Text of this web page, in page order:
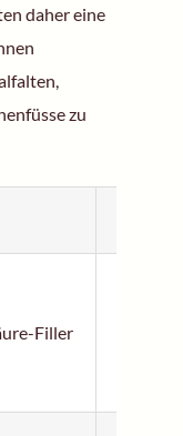
daher eine
zu
Filler